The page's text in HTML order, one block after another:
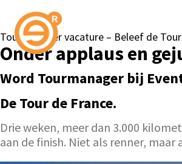
Tourmanager vacature – Beleef de
Onder applaus en
Word Tourmanager bij
De Tour de France.
Drie weken, meer dan 3.000
aan de finish. Niet als renner,